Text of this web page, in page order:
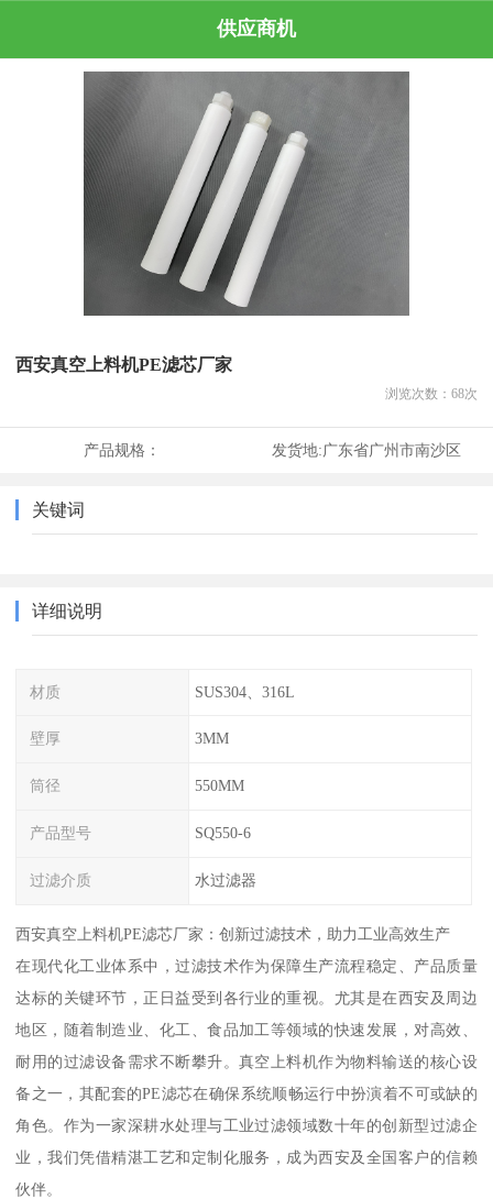
供应商机
西安真空上料机PE滤芯厂家
浏览次数： 68次
产品规格： 发货地:广东省广州市南沙区
关键词
详细说明
材质 SUS304、316L
壁厚 3MM
筒径 550MM
产品型号 SQ550-6
过滤介质 水过滤器
西安真空上料机PE滤芯厂家：创新过滤技术，助力工业高效生产
在现代化工业体系中，过滤技术作为保障生产流程稳定、产品质量
达标的关键环节，正日益受到各行业的重视。尤其是在西安及周边
地区，随着制造业、化工、食品加工等领域的快速发展，对高效、
耐用的过滤设备需求不断攀升。真空上料机作为物料输送的核心设
备之一，其配套的PE滤芯在确保系统顺畅运行中扮演着不可或缺的
角色。作为一家深耕水处理与工业过滤领域数十年的创新型过滤企
业，我们凭借精湛工艺和定制化服务，成为西安及全国客户的信赖
伙伴。